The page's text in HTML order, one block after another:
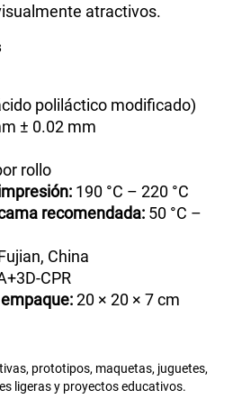
atractivos.
poliláctico modificado)
± 0.02 mm
rollo
190 °C – 220 °C
recomendada: 50 °C –
China
CPR
20 × 20 × 7 cm
prototipos, maquetas, juguetes,
ligeras y proyectos educativos.